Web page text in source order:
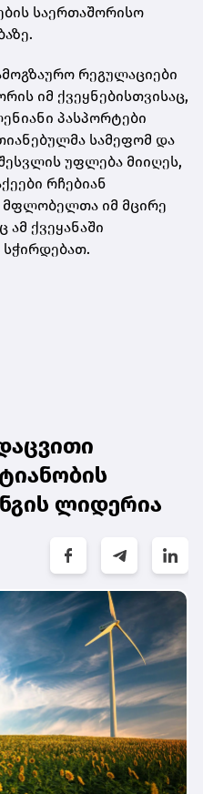
საერთაშორისო
რეგულაციები
იმ ქვეყნებისთვისაც,
პასპორტები
სამეფომ და
უფლება მიიღეს,
რჩებიან
მფლობელთა იმ მცირე
ქვეყანაში
ლიდერია